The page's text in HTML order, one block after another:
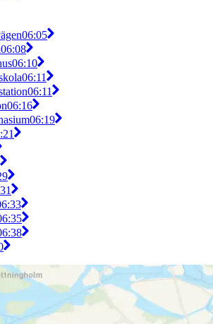
06:05
06:08
06:10
06:11
06:11
06:16
06:19